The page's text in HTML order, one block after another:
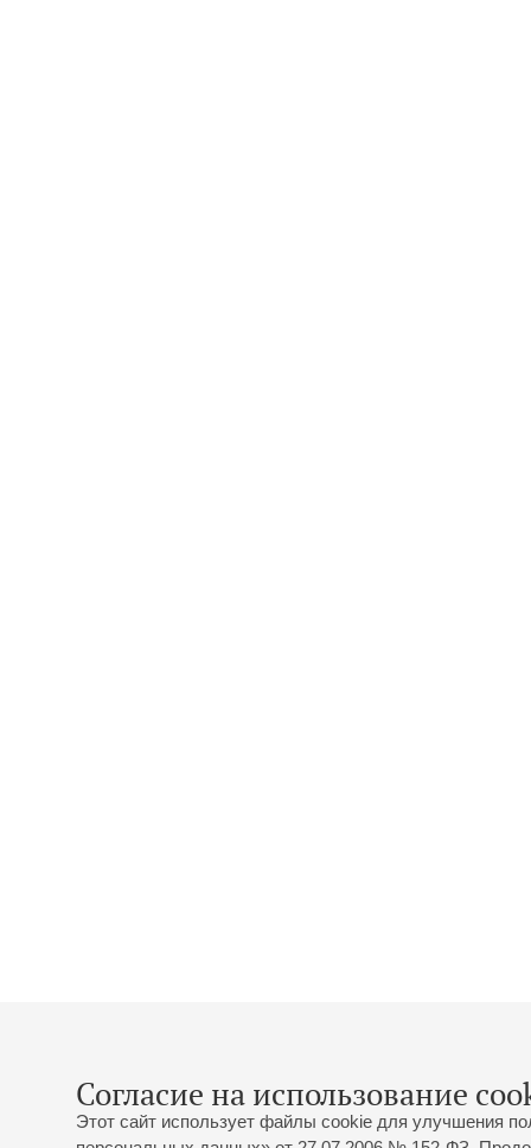
Согласие на использование
Этот сайт использует файлы cookie для улучшения